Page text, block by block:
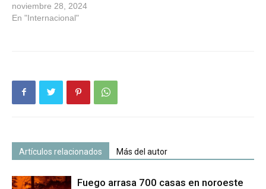
noviembre 28, 2024
En "Internacional"
Artículos relacionados Más del autor
Fuego arrasa 700 casas en noroeste